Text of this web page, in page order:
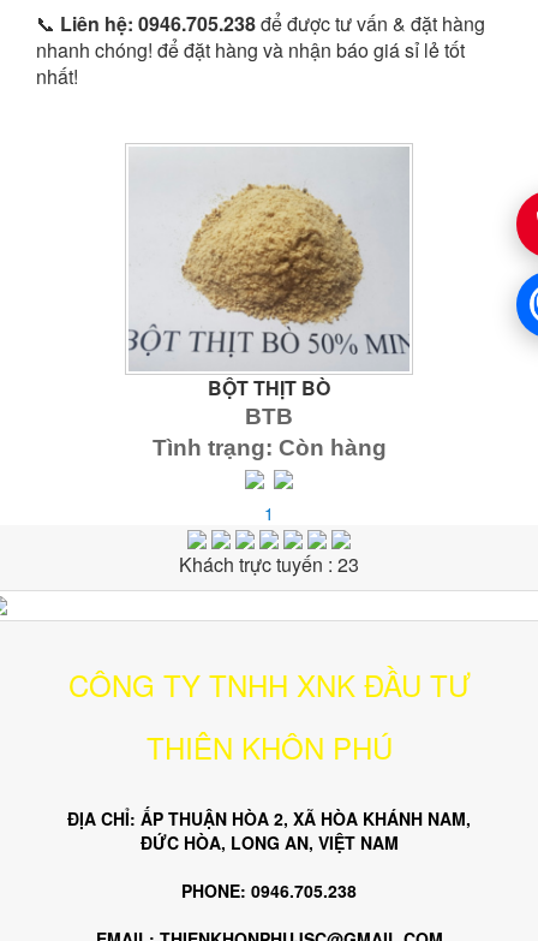
📞 Liên hệ: 0946.705.238để được tư vấn & đặt hàng
nhanh chóng! để đặt hàng và nhận báo giá sỉ lẻ tốt
nhất!
BỘT THỊT BÒ
BTB
Tình trạng: Còn hàng
1
Khách trực tuyến : 23
CÔNG TY TNHH XNK ĐẦU TƯ
THIÊN KHÔN PHÚ
ĐỊA CHỈ: ẤP THUẬN HÒA 2, XÃ HÒA KHÁNH NAM,
ĐỨC HÒA, LONG AN, VIỆT NAM
PHONE: 0946.705.238